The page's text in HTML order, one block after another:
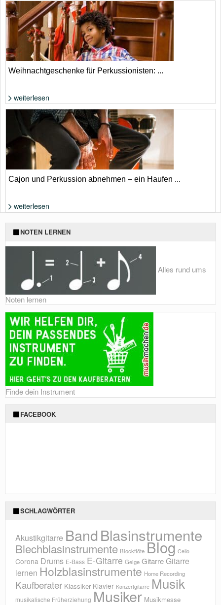
Foto: aus YouTube-Video extrahiert
Weihnachtgeschenke für Perkussionisten | Foto: Shutterstock von
DenisProduction.com
Weihnachtgeschenke für Perkussionisten: ...
weiterlesen
Foto: Shutterstock von Moha El-Jaw
Cajon und Perkussion abnehmen – ein Haufen ...
weiterlesen
NOTEN LERNEN
Alles rund ums
Noten lernen
Finde dein Instrument
FACEBOOK
SCHLAGWÖRTER
Akustikgitarre BandBlasinstrumente
Blechblasinstrumente Blockflöte Blog Cello
Corona Drums E-Bass E-Gitarre Geige GitarreGitarre
lernen Holzblasinstrumente Home Recording
Kaufberater Klassiker Klavier Konzertgitarre Musik
musikalische Früherziehung Musiker Musikmesse